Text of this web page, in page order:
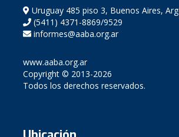
Uruguay 485 piso 3, Buenos Aires,
(5411) 4371-8869/9529
informes@aaba.org.ar
www.aaba.org.ar
Copyright © 2013-2026
Todos los derechos reservados.